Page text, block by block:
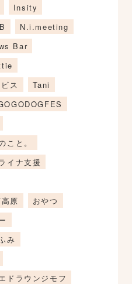
Insity
N.i.meeting
Bar
ス
Tani
こと。
イナ支援
原
おやつ
み
ドラウンジモフ